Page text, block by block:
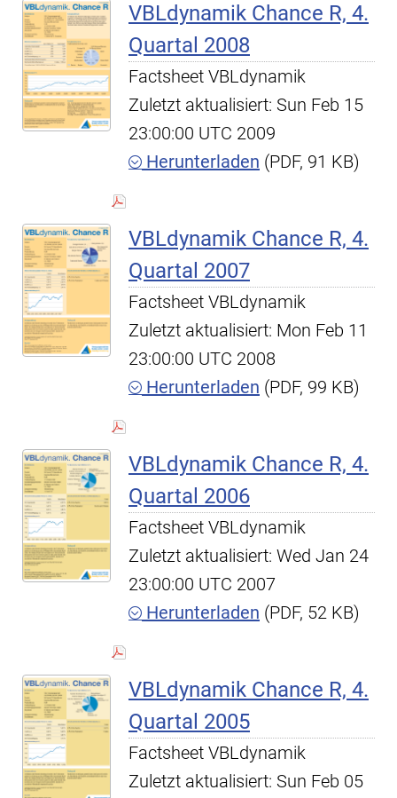
VBLdynamik Chance R, 4.
Quartal 2008
Factsheet VBLdynamik
Zuletzt aktualisiert: Sun Feb 15
23:00:00 UTC 2009
Herunterladen (PDF, 91 KB)
VBLdynamik Chance R, 4.
Quartal 2007
Factsheet VBLdynamik
Zuletzt aktualisiert: Mon Feb 11
23:00:00 UTC 2008
Herunterladen (PDF, 99 KB)
VBLdynamik Chance R, 4.
Quartal 2006
Factsheet VBLdynamik
Zuletzt aktualisiert: Wed Jan 24
23:00:00 UTC 2007
Herunterladen (PDF, 52 KB)
VBLdynamik Chance R, 4.
Quartal 2005
Factsheet VBLdynamik
Zuletzt aktualisiert: Sun Feb 05